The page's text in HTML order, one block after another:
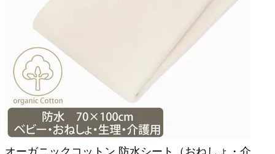
オーガニックコットン 防水シート（おねしょ・介